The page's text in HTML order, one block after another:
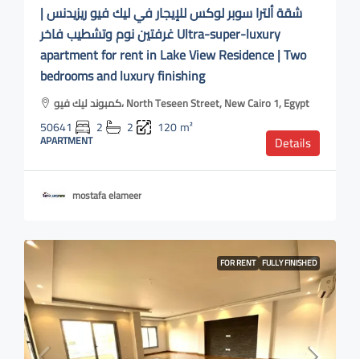
شقة ألترا سوبر لوكس للإيجار في ليك فيو ريزيدنس |
غرفتين نوم وتشطيب فاخر Ultra-super-luxury
apartment for rent in Lake View Residence | Two
bedrooms and luxury finishing
كمبوند ليك فيو، North Teseen Street, New Cairo 1, Egypt
50641 2 2 120m²
APARTMENT Details
mostafa elameer
FOR RENT FULLY FINISHED